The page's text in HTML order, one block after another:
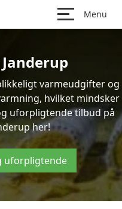
Menu
varmeudgifter og
hvilket mindsker
uforpligtende tilbud på
her!
uforpligtende